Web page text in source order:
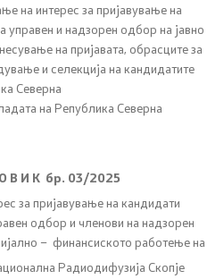
на интерес за пријавување на
управен и надзорен одбор на јавно
на пријавата, обрасците за
и селекција на кандидатите
Северна
на Република Северна
В И К бр. 03/2025
за пријавување на кандидати
одбор и членови на надзорен
– финансиското работење на
Радиодифузија Скопје